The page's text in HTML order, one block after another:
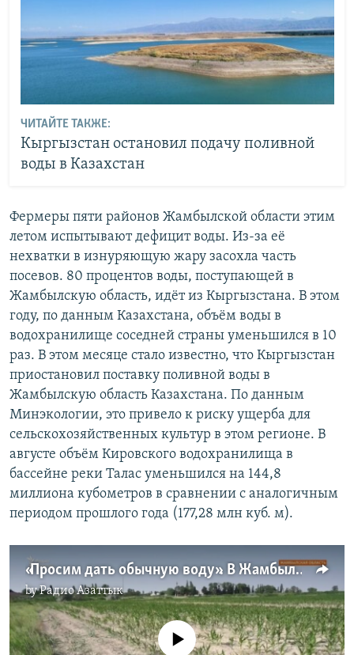
ЧИТАЙТЕ ТАКЖЕ:
Кыргызстан остановил подачу поливной
воды в Казахстан
Фермеры пяти районов Жамбылской области этим
летом испытывают дефицит воды. Из-за её
нехватки в изнуряющую жару засохла часть
посевов. 80 процентов воды, поступающей в
Жамбылскую область, идёт из Кыргызстана. В этом
году, по данным Казахстана, объём воды в
водохранилище соседней страны уменьшился в 10
раз. В этом месяце стало известно, что Кыргызстан
приостановил поставку поливной воды в
Жамбылскую область Казахстана. По данным
Минэкологии, это привело к риску ущерба для
сельскохозяйственных культур в этом регионе. В
августе объём Кировского водохранилища в
бассейне реки Талас уменьшился на 144,8
миллиона кубометров в сравнении с аналогичным
периодом прошлого года (177,28 млн куб. м).
«Просим дать обычную воду». В Жамбылской области фермерам нечем поливать поля
byРадио Азаттык
No media source currently available